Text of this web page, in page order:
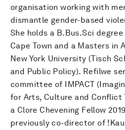
organisation working with
dismantle gender-based
She holds a B.Bus.Sci
Cape Town and a Masters in
New York University (Tisch
and Public Policy). Refilwe
committee of IMPACT
for Arts, Culture and Conflict
a Clore Chevening Fellow
previously co-director of